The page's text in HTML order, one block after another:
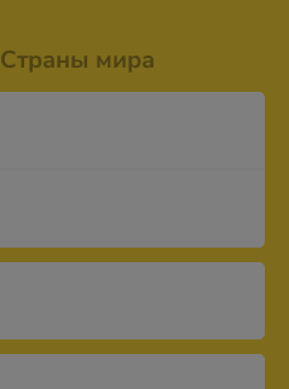
Страны мира